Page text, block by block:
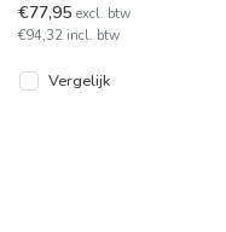
veiligheidsschoen die
topprestatie
€77,95 excl. btw
€94,32 incl. btw
Vergelijk